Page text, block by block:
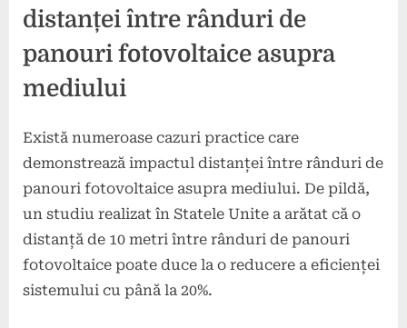
distanței între rânduri de
panouri fotovoltaice asupra
mediului
Există numeroase cazuri practice care
demonstrează impactul distanței între rânduri de
panouri fotovoltaice asupra mediului. De pildă,
un studiu realizat în Statele Unite a arătat că o
distanță de 10 metri între rânduri de panouri
fotovoltaice poate duce la o reducere a eficienței
sistemului cu până la 20%.